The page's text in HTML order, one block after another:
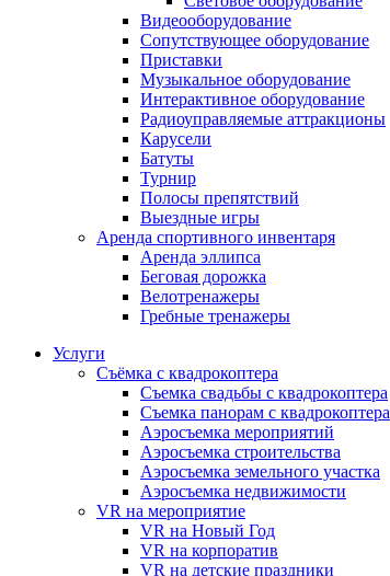
Видеооборудование
Сопутствующее оборудование
Приставки
Музыкальное оборудование
Интерактивное оборудование
Радиоуправляемые аттракционы
Карусели
Батуты
Турнир
Полосы препятствий
Выездные игры
Аренда спортивного инвентаря
Аренда эллипса
Бeговая дoрожка
Велотренажеры
Гребные тренажеры
Услуги
Съёмка с квадрокоптера
Съемка свадьбы с квадрокоптера
Съемка панорам с квадрокоптера
Аэросъемка мероприятий
Аэросъемка строительства
Аэросъемка земельного участка
Аэросъемка недвижимости
VR на мероприятие
VR на Новый Год
VR на корпоратив
VR на детские праздники